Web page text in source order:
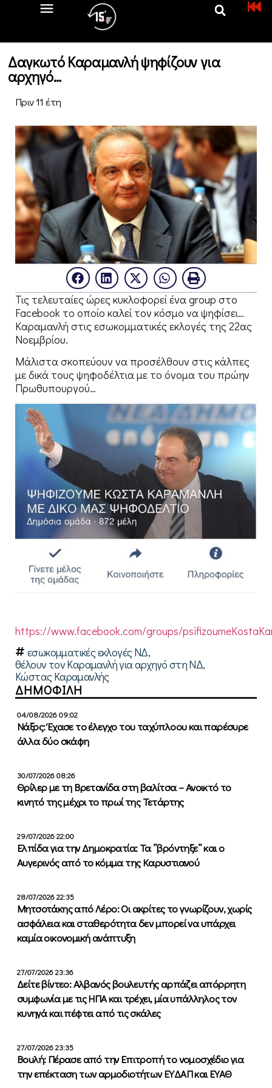
Δαγκωτό Καραμανλή ψηφίζουν για
αρχηγό…
Πριν 11 έτη
Τις τελευταίες ώρες κυκλοφορεί ένα group στο
Facebook το οποίο καλεί τον κόσμο να ψηφίσει…
Καραμανλή στις εσωκομματικές εκλογές της 22ας
Νοεμβρίου.
Μάλιστα σκοπεύουν να προσέλθουν στις κάλπες
με δικά τους ψηφοδέλτια με το όνομα του πρώην
Πρωθυπουργού…
https://www.facebook.com/groups/
εσωκομματικές εκλογές ΝΔ,
θέλουν τον Καραμανλή για αρχηγό στη ΝΔ,
Κώστας Καραμανλής
ΔΗΜΟΦΙΛΗ
04/08/2026 09:02
Νάξος: Έχασε το έλεγχο του ταχύπλοου και παρέσυρε
άλλα δύο σκάφη
30/07/2026 08:26
Θρίλερ με τη Βρετανίδα στη βαλίτσα – Ανοικτό το
κινητό της μέχρι το πρωί της Τετάρτης
29/07/2026 22:00
Ελπίδα για την Δημοκρατία: Τα ”βρόντηξε” και ο
Αυγερινός από το κόμμα της Καρυστιανού
28/07/2026 22:35
Μητσοτάκης από Λέρο: Οι ακρίτες το γνωρίζουν, χωρίς
ασφάλεια και σταθερότητα δεν μπορεί να υπάρχει
καμία οικονομική ανάπτυξη
27/07/2026 23:36
Δείτε βίντεο: Αλβανός βουλευτής αρπάζει απόρρητη
συμφωνία με τις ΗΠΑ και τρέχει, μία υπάλληλος τον
κυνηγά και πέφτει από τις σκάλες
27/07/2026 23:35
Βουλή: Πέρασε από την Επιτροπή το νομοσχέδιο για
την επέκταση των αρμοδιοτήτων ΕΥΔΑΠ και ΕΥΑΘ